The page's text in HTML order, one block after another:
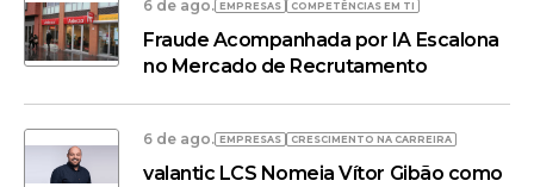
6 de ago. EMPRESAS COMPETÊNCIAS EM TI
Fraude Acompanhada por IA Escalona
no Mercado de Recrutamento
6 de ago. EMPRESAS CRESCIMENTO NA CARREIRA
valantic LCS Nomeia Vítor Gibão como